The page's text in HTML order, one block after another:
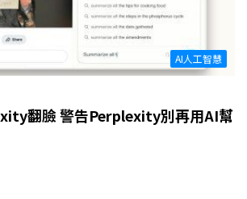
AI人工智慧
翻臉 警告Perplexity別再用AI幫